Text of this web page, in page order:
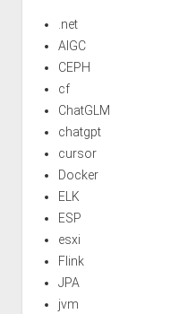
.net
AIGC
CEPH
cf
ChatGLM
chatgpt
cursor
Docker
ELK
ESP
esxi
Flink
JPA
jvm